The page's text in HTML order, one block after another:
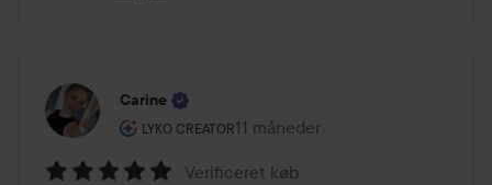
Carine
LYKO CREATOR
Brugerens rolle: Lyko Creator.
11 måneder
Posten blev oprettet 11 måneder
Verificeret køb